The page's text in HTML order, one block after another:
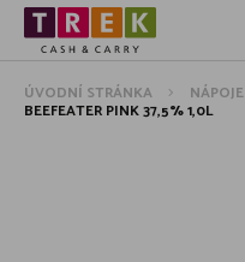
ÚVODNÍ STRÁNKA NÁPOJE
BEEFEATER PINK 37,5% 1,0L